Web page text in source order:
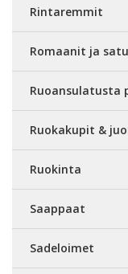
Rintaremmit
Romaanit ja
Ruoansulatusta
Ruokakupit &
Ruokinta
Saappaat
Sadeloimet